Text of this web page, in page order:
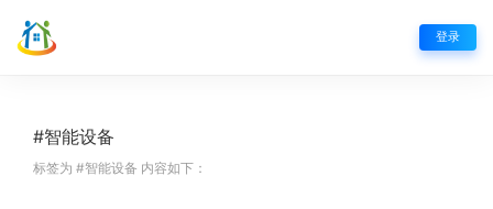
登录
#智能设备
标签为 #智能设备 内容如下：